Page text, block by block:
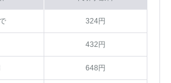
324円
432円
648円